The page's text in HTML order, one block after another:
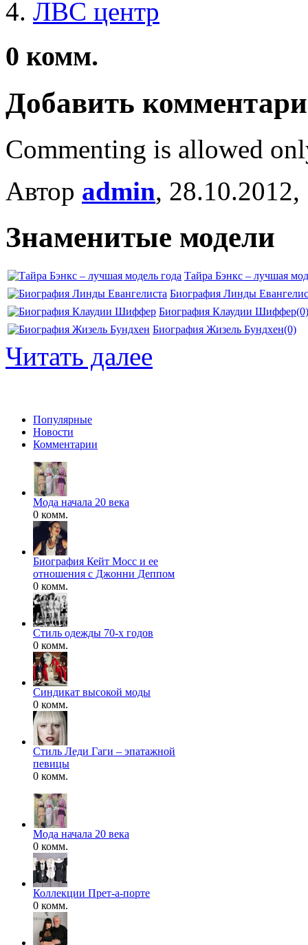
ЛВС центр
0 комм.
Добавить
Commenting is allowed
Автор admin,
Знаменитые модели
Тайра Бэнкс – лучшая
Биография Линды
Биография Клаудии Шиффер(0)
Биография Жизель Бундхен(0)
Читать далее
Популярные
Новости
Комментарии
Мода начала 20 века
0 комм.
Биография Кейт Мосс и ее
отношения с Джонни Деппом
0 комм.
Стиль одежды 70-х годов
0 комм.
Синдикат высокой моды
0 комм.
Стиль Леди Гаги – эпатажной
певицы
0 комм.
Мода начала 20 века
0 комм.
Коллекции Прет-а-порте
0 комм.